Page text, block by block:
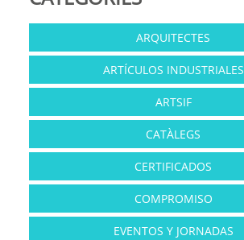
ARQUITECTES
ARTÍCULOS INDUSTRIALES
ARTSIF
CATÀLEGS
CERTIFICADOS
COMPROMISO
EVENTOS Y JORNADAS